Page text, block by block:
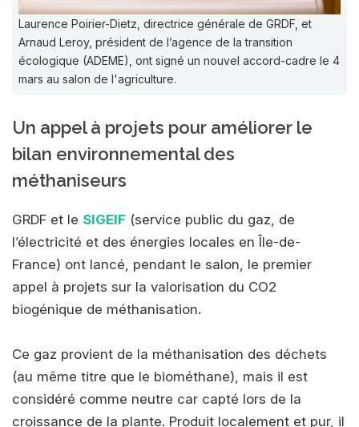
Laurence Poirier-Dietz, directrice générale de GRDF, et
Arnaud Leroy, président de l’agence de la transition
écologique (ADEME), ont signé un nouvel accord-cadre le 4
mars au salon de l'agriculture.
Un appel à projets pour améliorer le
bilan environnemental des
méthaniseurs
GRDF et le SIGEIF (service public du gaz, de
l’électricité et des énergies locales en Île-de-
France) ont lancé, pendant le salon, le premier
appel à projets sur la valorisation du CO2
biogénique de méthanisation.
Ce gaz provient de la méthanisation des déchets
(au même titre que le biométhane), mais il est
considéré comme neutre car capté lors de la
croissance de la plante. Produit localement et pur, il